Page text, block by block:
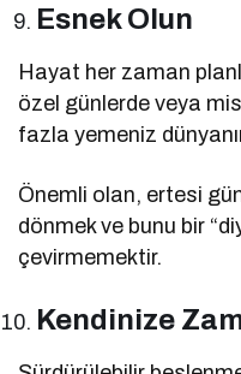
Esnek Olun
Hayat her zaman
özel günlerde veya
fazla yemeniz
Önemli olan, ertesi
dönmek ve bunu bir
çevirmemektir.
Kendinize